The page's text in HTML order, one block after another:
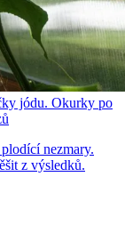
jódu. Okurky po
nezmary.
z výsledků.